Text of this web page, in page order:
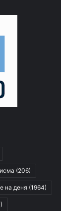
(206)
на деня (1964)